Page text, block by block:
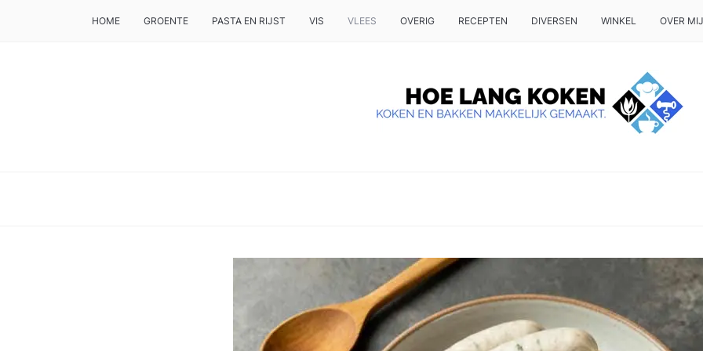
HOME GROENTE PASTA EN RIJST VIS VLEES OVERIG RECEPTEN DIVERSEN WINKEL OVER MIJ